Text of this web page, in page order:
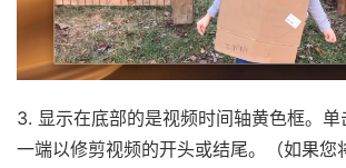
3. 显示在底部的是视频时间轴黄色框。
一端以修剪视频的开头或结尾。（如果您